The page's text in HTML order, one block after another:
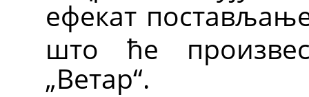
ефекат
што ће
„Ветар“.